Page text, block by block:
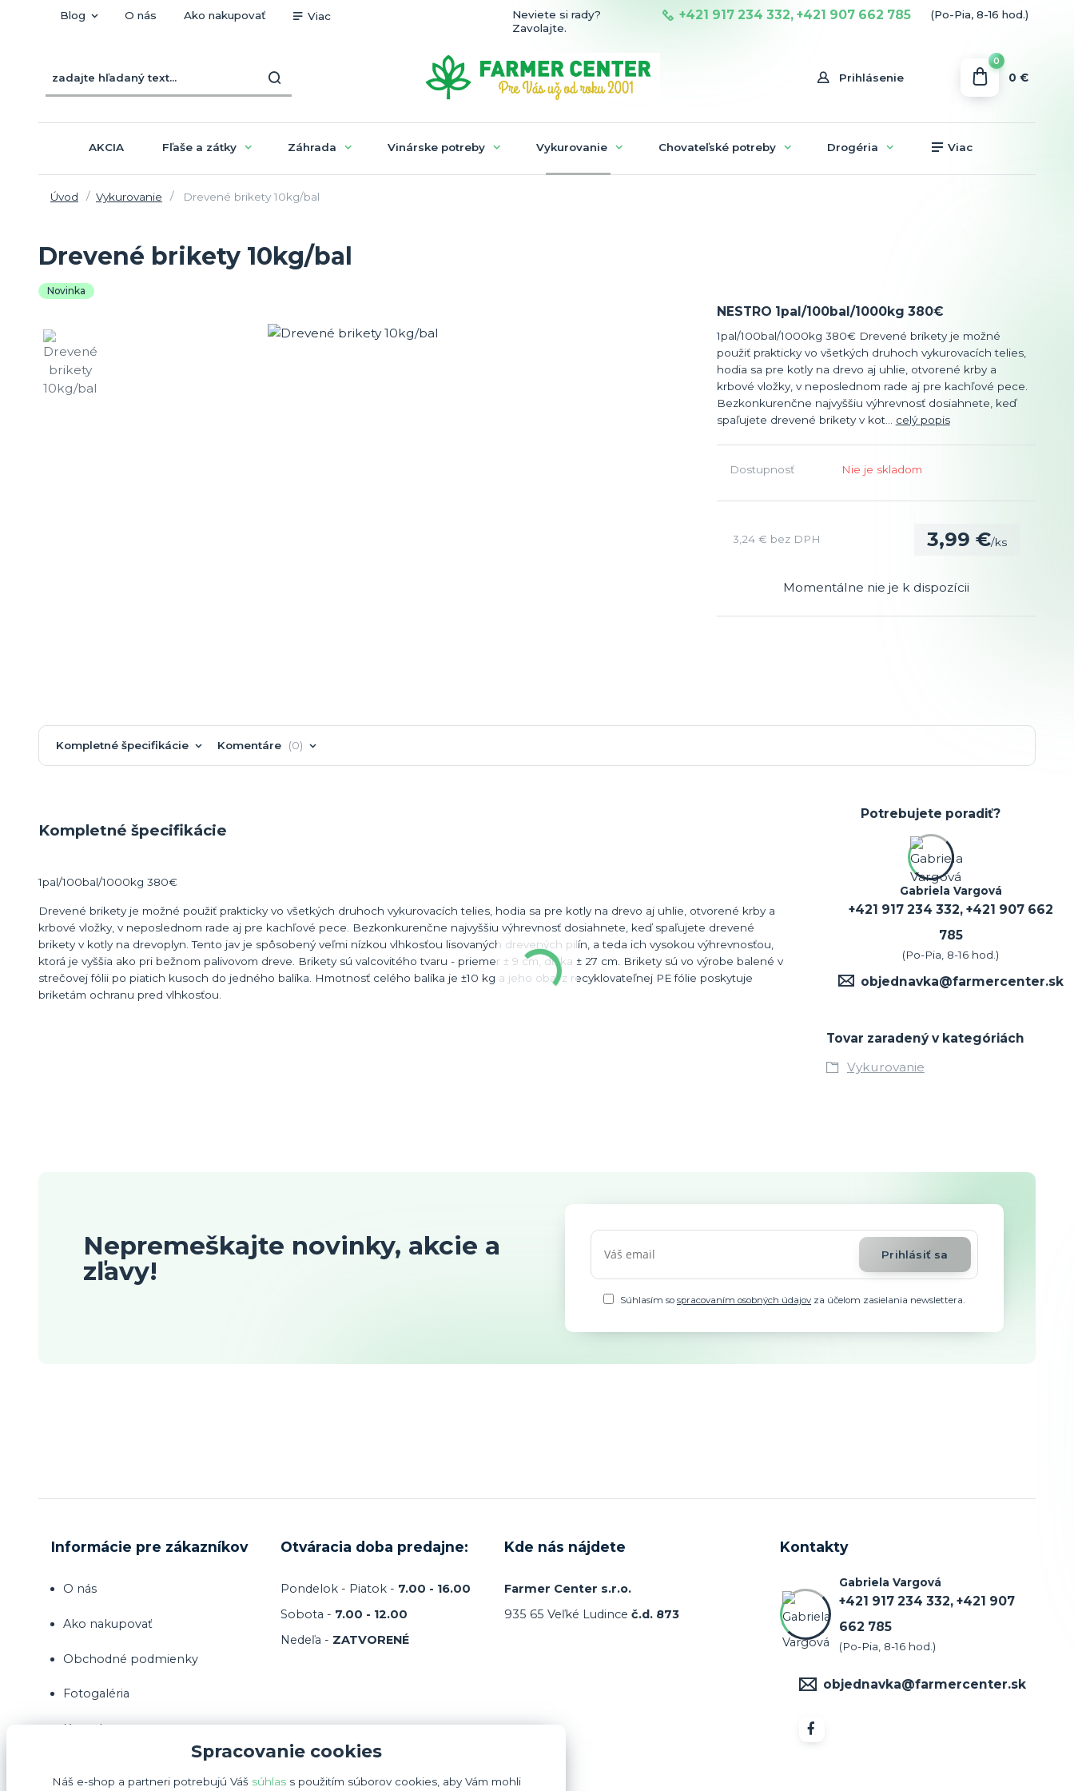
Blog O nás Ako nakupovať Viac
Prihlásenie
Neviete si rady?
Zavolajte.
+421 917 234 332, +421 907 662 785 (Po-Pia, 8-16 hod.)
0
0 €
AKCIA Fľaše a zátky Záhrada Vinárske potreby Vykurovanie Chovateľské potreby Drogéria Viac
Úvod Vykurovanie Drevené brikety 10kg/bal
Drevené brikety 10kg/bal
Novinka
NESTRO 1pal/100bal/1000kg 380€
1pal/100bal/1000kg 380€ Drevené brikety je možné
použiť prakticky vo všetkých druhoch vykurovacích telies,
hodia sa pre kotly na drevo aj uhlie, otvorené krby a
krbové vložky, v neposlednom rade aj pre kachľové pece.
Bezkonkurenčne najvyššiu výhrevnosť dosiahnete, keď
spaľujete drevené brikety v kot... celý popis
Dostupnosť Nie je skladom
3,99 €/ks
3,24 € bez DPH
Momentálne nie je k dispozícii
Kompletné špecifikácie Komentáre 0
Kompletné špecifikácie
1pal/100bal/1000kg 380€
Drevené brikety je možné použiť prakticky vo všetkých druhoch vykurovacích telies, hodia sa pre kotly na drevo aj uhlie, otvorené krby a
krbové vložky, v neposlednom rade aj pre kachľové pece. Bezkonkurenčne najvyššiu výhrevnosť dosiahnete, keď spaľujete drevené
brikety v kotly na drevoplyn. Tento jav je spôsobený veľmi nízkou vlhkosťou lisovaných drevených pilín, a teda ich vysokou výhrevnosťou,
ktorá je vyššia ako pri bežnom palivovom dreve. Brikety sú valcovitého tvaru - priemer ± 9 cm, dĺžka ± 27 cm. Brikety sú vo výrobe balené v
strečovej fólii po piatich kusoch do jedného balíka. Hmotnosť celého balíka je ±10 kg a jeho obal z recyklovateľnej PE fólie poskytuje
briketám ochranu pred vlhkosťou.
Potrebujete poradiť?
Gabriela Vargová
+421 917 234 332, +421 907 662
785
(Po-Pia, 8-16 hod.)
objednavka@farmercenter.sk
Tovar zaradený v kategóriách
Vykurovanie
Nepremeškajte novinky, akcie a
zľavy!
Prihlásiť sa
Súhlasím sospracovaním osobných údajov za účelom zasielania newslettera.
Informácie pre zákazníkov
O nás
Ako nakupovať
Obchodné podmienky
Fotogaléria
Kontakty
Otváracia doba predajne:
Pondelok - Piatok - 7.00 - 16.00
Sobota - 7.00 - 12.00
Nedeľa - ZATVORENÉ
Kde nás nájdete
Farmer Center s.r.o.
935 65 Veľké Ludince č.d. 873
Kontakty
Gabriela Vargová
+421 917 234 332, +421 907
662 785
(Po-Pia, 8-16 hod.)
objednavka@farmercenter.sk
Spracovanie cookies
Náš e-shop a partneri potrebujú Váš súhlass použitím súborov cookies, aby Vám mohli